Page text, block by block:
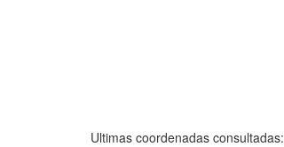
Ultimas coordenadas consultadas: